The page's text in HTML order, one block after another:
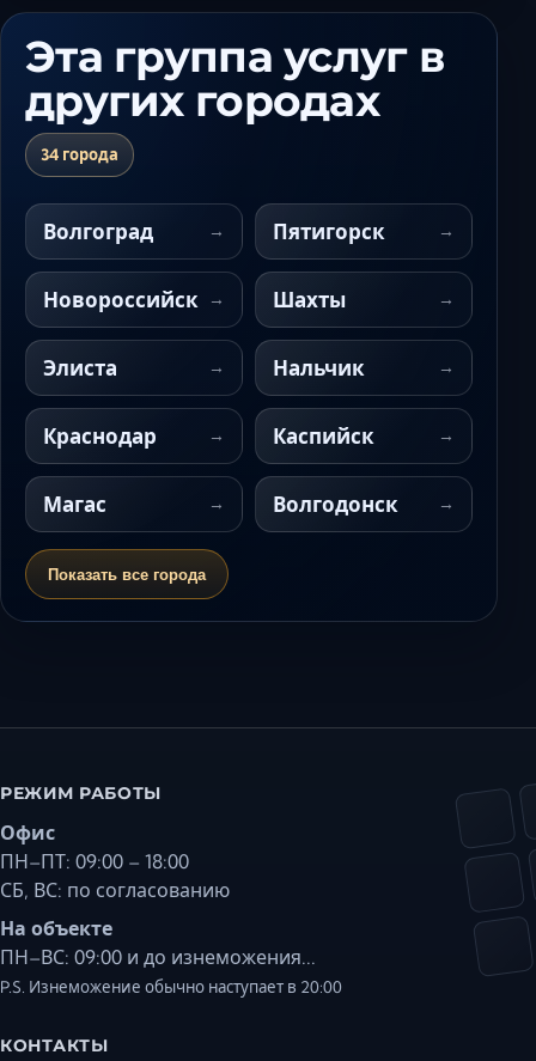
Эта группа услуг в
других городах
34 города
Волгоград Пятигорск
Новороссийск Шахты
Элиста Нальчик
Краснодар Каспийск
Магас Волгодонск
Показать все города
РЕЖИМ РАБОТЫ
Офис
ПН–ПТ: 09:00 – 18:00
СБ, ВС: по согласованию
На объекте
ПН–ВС: 09:00 и до изнеможения...
P.S. Изнеможение обычно наступает в 20:00
КОНТАКТЫ